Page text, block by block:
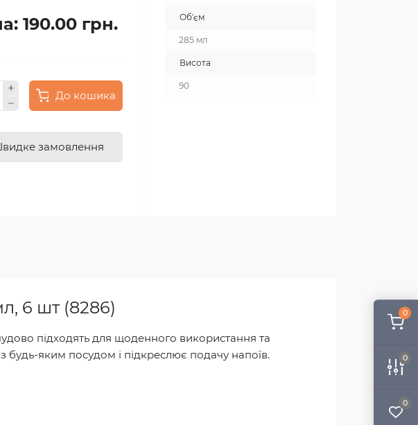
0
0
0
190.00 грн.
До кошика
замовлення
Об'єм
285 мл
Висота
90
6 шт (8286)
підходять для щоденного використання та
будь-яким посудом і підкреслює подачу напоїв.